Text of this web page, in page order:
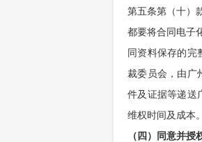
第五条第（十）
都要将合同电子
同资料保存的完
裁委员会，由广
件及证据等递送
维权时间及成本。
（四）同意并